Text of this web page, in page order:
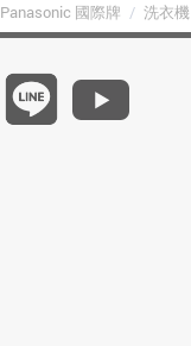
Panasonic 國際牌 / 洗衣機